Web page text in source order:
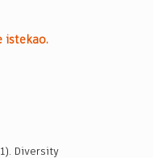
istekao.
Diversity